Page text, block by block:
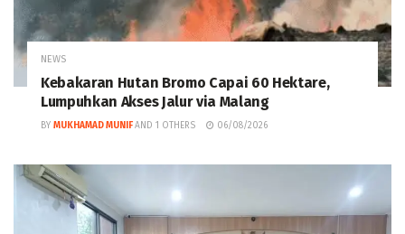
NEWS
Kebakaran Hutan Bromo Capai 60 Hektare,
Lumpuhkan Akses Jalur via Malang
BY MUKHAMAD MUNIF AND 1 OTHERS 06/08/2026